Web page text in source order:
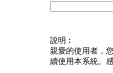
說明︰
親愛的使用者，
續使用本系統。